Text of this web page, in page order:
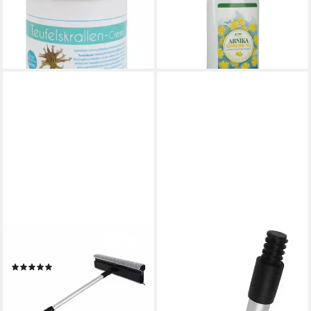
9,95 €
(19,90 €/ 1 l)
lieferbar - in 3-4 Werktagen bei dir
lieferbar - in 3-4 Werktagen bei dir
lieferbar - in 3-4 Werktagen bei dir
Laubbesen Teleskopstange
aus Aluminium, ausziehbar bis
4 Meter, mit Gewindekopf,
Leicht und robust, ideal für